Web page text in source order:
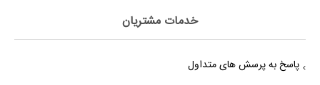
خدمات مشتریان
پاسخ به پرسش های متداول